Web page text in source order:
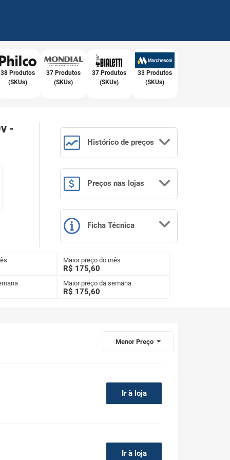
38 Produtos
(SKUs)
37 Produtos
(SKUs)
37 Produtos
(SKUs)
33 Produtos
(SKUs)
-
Histórico de preços
Preços nas lojas
Ficha Técnica
Maior preço do mês
R$ 175,60
Maior preço da semana
R$ 175,60
Menor Preço
Ir à loja
Ir à loja